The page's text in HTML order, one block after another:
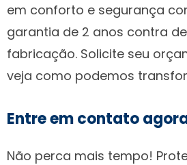
em conforto e segurança
garantia de 2 anos contra
fabricação. Solicite seu
veja como podemos
Entre em contato
Não perca mais tempo!